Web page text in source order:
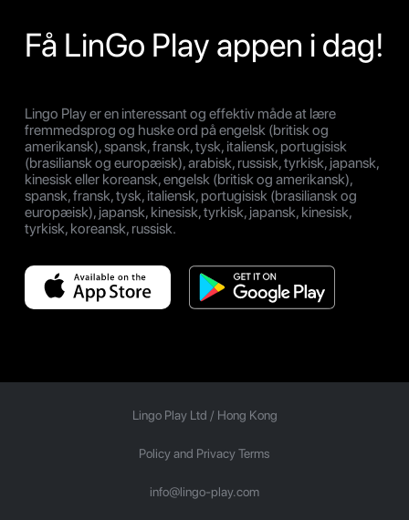
Få LinGo Play appen i dag!
Lingo Play er en interessant og effektiv måde at lære
fremmedsprog og huske ord på engelsk (britisk og
amerikansk), spansk, fransk, tysk, italiensk, portugisisk
(brasiliansk og europæisk), arabisk, russisk, tyrkisk, japansk,
kinesisk eller koreansk, engelsk (britisk og amerikansk),
spansk, fransk, tysk, italiensk, portugisisk (brasiliansk og
europæisk), japansk, kinesisk, tyrkisk, japansk, kinesisk,
tyrkisk, koreansk, russisk.
Lingo Play Ltd / Hong Kong
Policy and Privacy Terms
info@lingo-play.com